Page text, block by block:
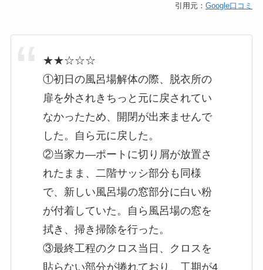
引用元：Google口コミ
★★☆☆☆
①初日の風呂場解体の際、脱衣所の
扉を外されきちっと元に戻されてい
なかったため、開閉が出来ませんで
した。自ら元に戻した。
②当家カ―ポートに切り屑が放置さ
れたまま、二階サッシ部分も同様
で、新しい風呂場の窓部分に白い粉
が付着していた。自ら風呂場の窓を
拭き、掃き掃除を行った。
③最終工程のクロス当日、クロスを
貼らない部分が捲れており、工期が4